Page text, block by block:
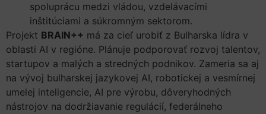
spoluprácu medzi vládou, vzdelávacími
inštitúciami a súkromným sektorom.
Projekt BRAIN++ má za cieľ urobiť z Bulharska lídra v
oblasti AI v regióne. Plánuje podporovať rozvoj talentov,
startupov a malých a stredných podnikov. Zameria sa aj
na vývoj bulharskej jazykovej AI, robotickej a vesmírnej
umelej inteligencie, AI pre výrobu, dôveryhodných
nástrojov na dodržiavanie regulácií, federálneho